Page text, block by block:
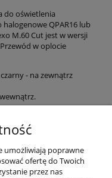
do oświetlenia
halogenowe QPAR16 lub
M.60 Cut jest w wersji
w oplocie
- na zewnątrz
umożliwiają poprawne
ofertę do Twoich
przez nas